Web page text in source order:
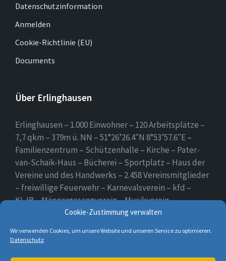
Cookie-Zustimmung verwalten
Wir verwenden Cookies, um unsere Website und unseren Service zu optimieren.
Datenschutz
Datenschutzinformation
Anmelden
Cookie-Richtlinie (EU)
Documents
Über Erlinghausen
Erlinghausen – 1.000 Einwohner – 120 Arbeitsplätze –
7,7 qkm – 379m ü. NN – 51°26’26.4″N 8°53’57.6″E –
Familienzentrum – Schützenhalle – Kirche – Pater-
van-Schaik-Haus – Bücherei – Sportplatz – Haus der
Vereine und des Handwerks – 2.458 Vereinsmitglieder
– freiwillige Feuerwehr – Karnevalsverein – kfd –
KLJB – Männergesangverein – Musikverein –
Schützenverein – Sportverein – Use Erlingsen – das